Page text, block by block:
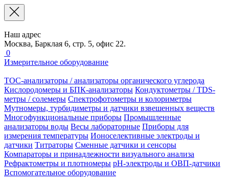
Наш адрес
Москва, Барклая 6, стр. 5, офис 22.
0
Измерительное оборудование
TOC-анализаторы / анализаторы органического углерода
Кислородомеры и БПК-анализаторы Кондуктометры / TDS-
метры / солемеры Спектрофотометры и колориметры
Мутномеры, турбидиметры и датчики взвешенных веществ
Многофункциональные приборы Промышленные
анализаторы воды Весы лабораторные Приборы для
измерения температуры Ионоселективные электроды и
датчики Титраторы Сменные датчики и сенсоры
Компараторы и принадлежности визуального анализа
Рефрактометры и плотномеры pH-электроды и ОВП-датчики
Вспомогательное оборудование